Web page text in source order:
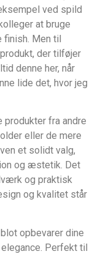
ved spild
at bruge
finish. Men til
der tilføjer
denne her, når
lide det, hvor jeg
produkter fra andre
eller de mere
et solidt valg,
og æstetik. Det
og praktisk
og kvalitet står
opbevarer dine
Perfekt til